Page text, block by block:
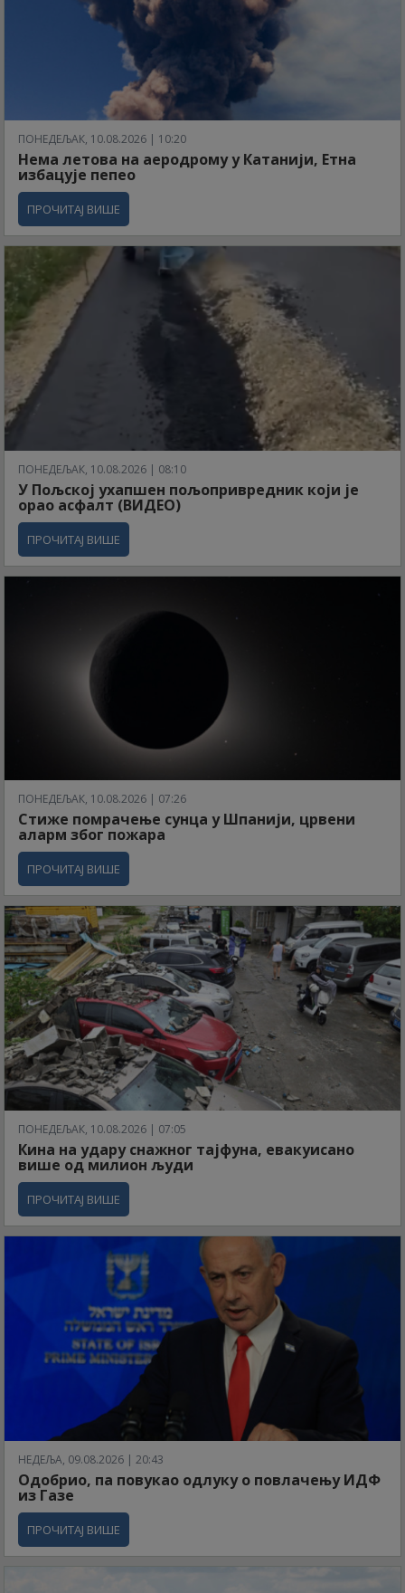
ПОНЕДЕЉАК, 10.08.2026 | 10:20
Нема летова на аеродрому у Катанији, Етна
избацује пепео
ПРОЧИТАЈ ВИШЕ
ПОНЕДЕЉАК, 10.08.2026 | 08:10
У Пољској ухапшен пољопривредник који је
орао асфалт (ВИДЕО)
ПРОЧИТАЈ ВИШЕ
ПОНЕДЕЉАК, 10.08.2026 | 07:26
Стиже помрачење сунца у Шпанији, црвени
аларм због пожара
ПРОЧИТАЈ ВИШЕ
ПОНЕДЕЉАК, 10.08.2026 | 07:05
Кина на удару снажног тајфуна, евакуисано
више од милион људи
ПРОЧИТАЈ ВИШЕ
НЕДЕЉА, 09.08.2026 | 20:43
Одобрио, па повукао одлуку о повлачењу ИДФ
из Газе
ПРОЧИТАЈ ВИШЕ